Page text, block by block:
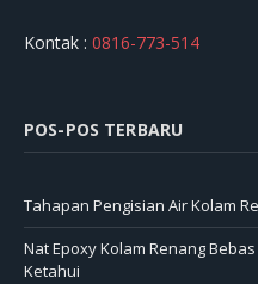
Kontak : 0816-773-514
POS-POS TERBARU
Tahapan Pengisian Air Kolam
Nat Epoxy Kolam Renang
Ketahui